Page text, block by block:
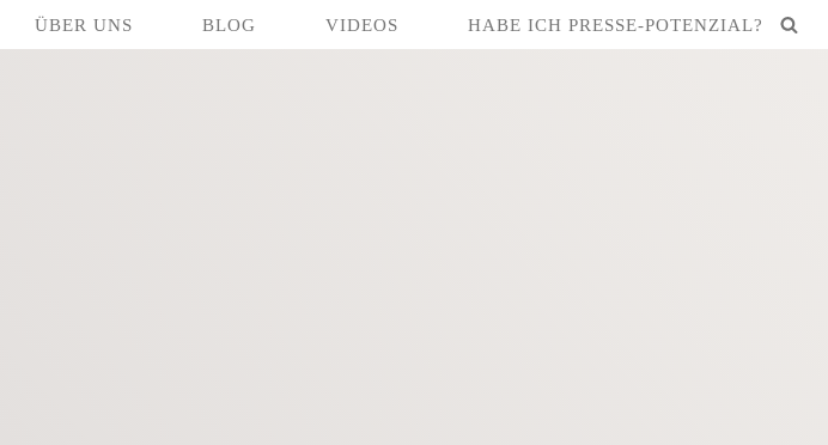
ÜBER UNS BLOG VIDEOS HABE ICH PRESSE-POTENZIAL?